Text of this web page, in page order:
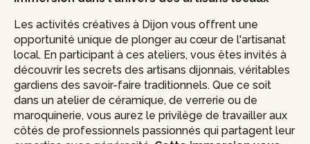
Les activités créatives à Dijon vous offrent une
opportunité unique de plonger au cœur de l'artisanat
local. En participant à ces ateliers, vous êtes invités à
découvrir les secrets des artisans dijonnais, véritables
gardiens des savoir-faire traditionnels. Que ce soit
dans un atelier de céramique, de verrerie ou de
maroquinerie, vous aurez le privilège de travailler aux
côtés de professionnels passionnés qui partagent leur